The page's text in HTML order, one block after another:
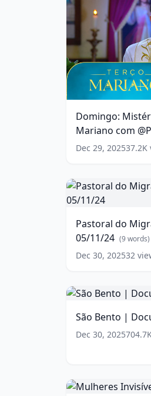
Domingo:
Mistérios
Gloriosos
Terço
Mariano
com
23/02/25
words)
Domingo:
Mariano com
23/02/25 (10
Dec 29, 202537.2K
Pastoral
do
Migrante
Vozes
da
Cidade
|
words)
Pastoral do
05/11/24 (9words)
Dec 30, 202532
Bento
|
words)
São Bento |
Dec 30, 2025704.7K
Invisíveis
|